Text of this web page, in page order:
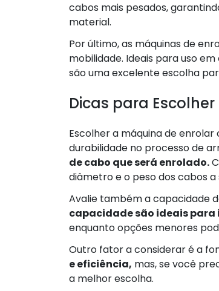
cabos mais pesados,
material.
Por último, as máquinas de
mobilidade. Ideais para uso
são uma excelente escolha
Dicas para
Escolher a máquina de
durabilidade no processo de
de cabo que será enrolado.
diâmetro e o peso dos cabos a
Avalie também a capacidade
capacidade são ideais para
enquanto opções menores
Outro fator a considerar é a
e eficiência, mas, se você
a melhor escolha.